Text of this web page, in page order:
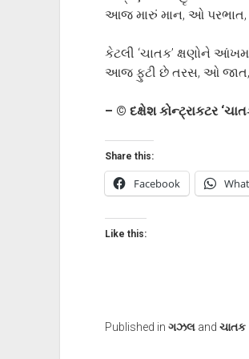
આજ મારું માન, ઓ પરભાત,
કેટલી ‘ચાતક’ ક્ષણોને
આજ ફુટી છે તરસ, ઓ જાત,
– © દક્ષેશ કોન્ટ્રાકટર
Share this:
Facebook
Like this:
Published in ગઝલand ચાતક